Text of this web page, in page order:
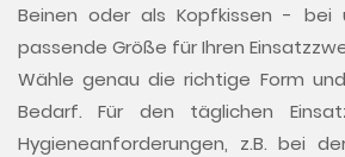
Beinen oder als Kopfkissen - bei
passende Größe für Ihren
Wähle genau die richtige Form
Bedarf. Für den täglichen
Hygieneanforderungen, z.B. bei